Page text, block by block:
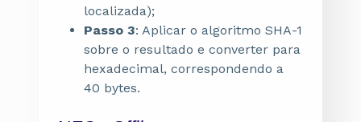
localizada);
Passo 3: Aplicar o algoritmo SHA-1
sobre o resultado e converter para
hexadecimal, correspondendo a
40 bytes.